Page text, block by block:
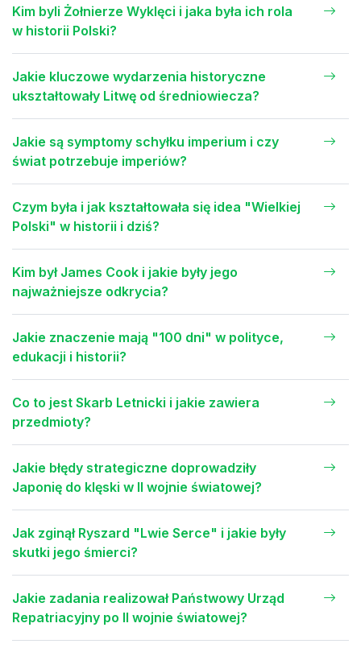
Kim byli Żołnierze Wyklęci i jaka była ich rola
w historii Polski?
Jakie kluczowe wydarzenia historyczne
ukształtowały Litwę od średniowiecza?
Jakie są symptomy schyłku imperium i czy
świat potrzebuje imperiów?
Czym była i jak kształtowała się idea "Wielkiej
Polski" w historii i dziś?
Kim był James Cook i jakie były jego
najważniejsze odkrycia?
Jakie znaczenie mają "100 dni" w polityce,
edukacji i historii?
Co to jest Skarb Letnicki i jakie zawiera
przedmioty?
Jakie błędy strategiczne doprowadziły
Japonię do klęski w II wojnie światowej?
Jak zginął Ryszard "Lwie Serce" i jakie były
skutki jego śmierci?
Jakie zadania realizował Państwowy Urząd
Repatriacyjny po II wojnie światowej?